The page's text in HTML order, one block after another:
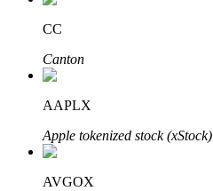
Bitrue
CC
Canton
AAPLX
Apple tokenized stock (xStock)
AVGOX